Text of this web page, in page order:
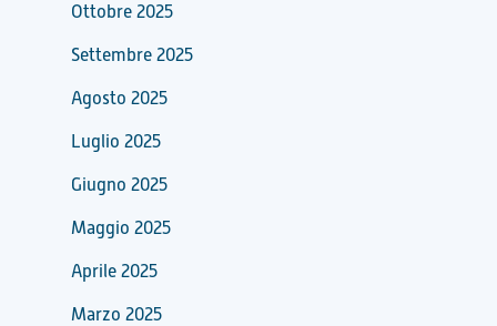
Ottobre 2025
Settembre 2025
Agosto 2025
Luglio 2025
Giugno 2025
Maggio 2025
Aprile 2025
Marzo 2025